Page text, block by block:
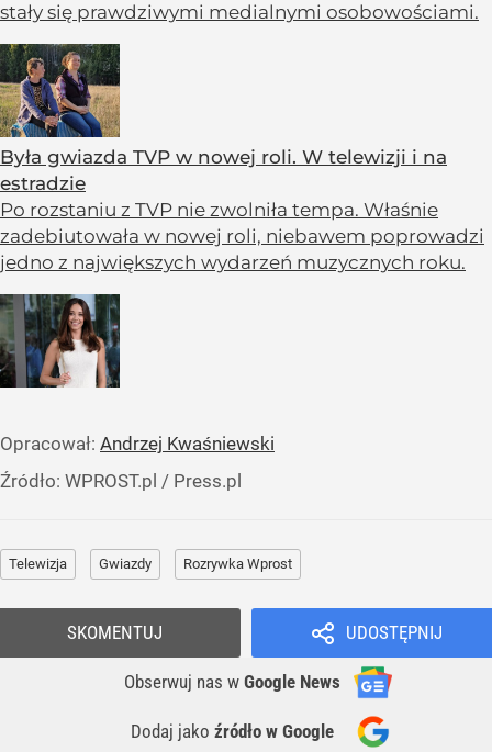
stały się prawdziwymi medialnymi osobowościami.
Była gwiazda TVP w nowej roli. W telewizji i na
estradzie
Po rozstaniu z TVP nie zwolniła tempa. Właśnie
zadebiutowała w nowej roli, niebawem poprowadzi
jedno z największych wydarzeń muzycznych roku.
Opracował: Andrzej Kwaśniewski
Źródło: WPROST.pl / Press.pl
Telewizja Gwiazdy Rozrywka Wprost
UDOSTĘPNIJ
Obserwuj nas w Google News
Dodaj jako źródło w Google
SKOMENTUJ